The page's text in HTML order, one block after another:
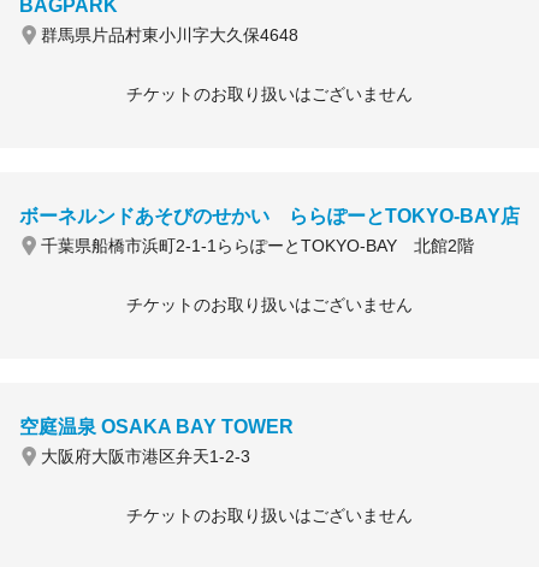
BAGPARK
群馬県片品村東小川字大久保4648
チケットのお取り扱いはございません
ボーネルンドあそびのせかい ららぽーとTOKYO-BAY店
千葉県船橋市浜町2-1-1ららぽーとTOKYO-BAY 北館2階
チケットのお取り扱いはございません
空庭温泉 OSAKA BAY TOWER
大阪府大阪市港区弁天1-2-3
チケットのお取り扱いはございません